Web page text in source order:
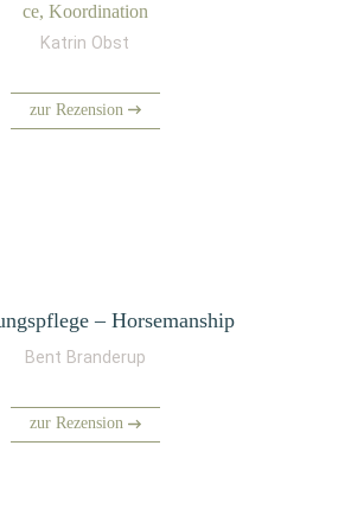
ce, Koordination
Katrin Obst
zur Rezension
– Horsemanship
Bent Branderup
zur Rezension